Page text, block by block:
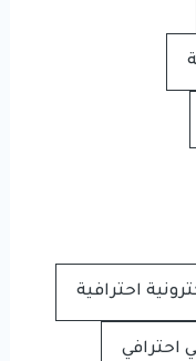
احترافية
احترافي